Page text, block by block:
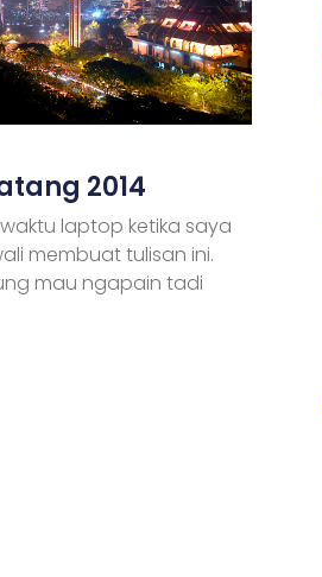
2014
laptop ketika saya
membuat tulisan ini.
mau ngapain tadi